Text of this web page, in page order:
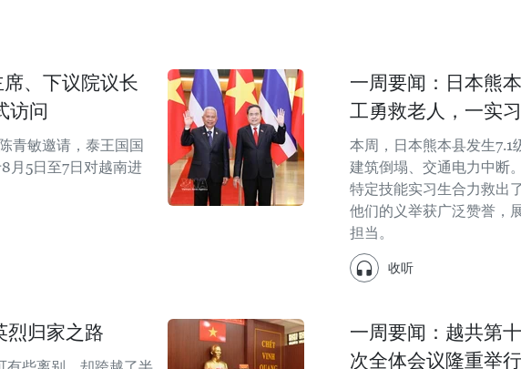
、下议院议长
访问
青敏邀请，泰王国国
月5日至7日对越南进
一周要闻：日本熊
工勇救老人，一实
本周，日本熊本县发生7.1
建筑倒塌、交通电力中断
特定技能实习生合力救出
他们的义举获广泛赞誉，
担当。
收听
烈归家之路
一周要闻：越共第
次全体会议隆重举行